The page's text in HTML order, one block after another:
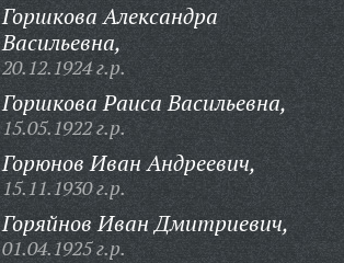
Горшкова Александра
Васильевна,
20.12.1924 г.р.
Горшкова Раиса Васильевна,
15.05.1922 г.р.
Горюнов Иван Андреевич,
15.11.1930 г.р.
Горяйнов Иван Дмитриевич,
01.04.1925 г.р.